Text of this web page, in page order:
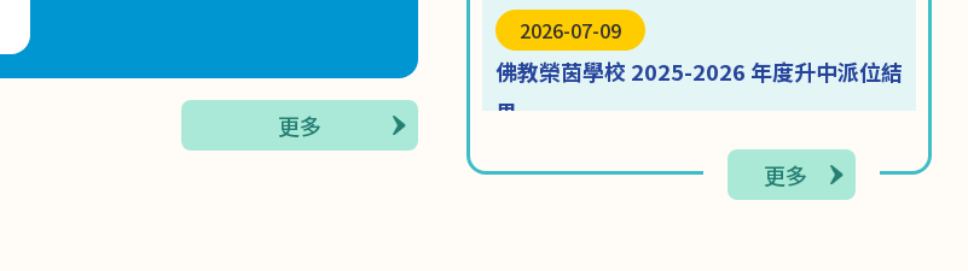
2026-07-09
佛教榮茵學校 2025-2026 年度升中派位結
果
2026-07-02 更多
更多